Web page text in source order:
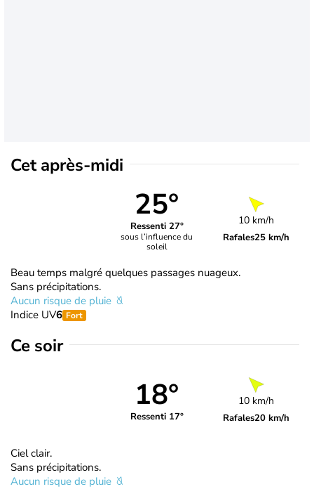
Cet après-midi
25°
Ressenti 27°
sous l’influence du
soleil
10 km/h
Rafales25 km/h
Beau temps malgré quelques passages nuageux.
Sans précipitations.
Aucun risque de pluie
Indice UV6 Fort
Ce soir
18°
Ressenti 17°
10 km/h
Rafales20 km/h
Ciel clair.
Sans précipitations.
Aucun risque de pluie